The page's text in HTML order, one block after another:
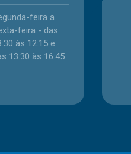
feira a
feira - das
às 12:15 e
13:30 às 16:45